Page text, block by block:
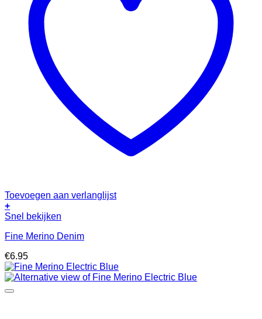
Toevoegen aan verlanglijst
+
Snel bekijken
Fine Merino Denim
€6.95